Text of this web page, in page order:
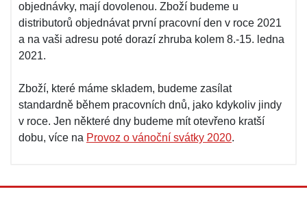
objednávky, mají dovolenou. Zboží budeme u
distributorů objednávat první pracovní den v roce 2021
a na vaši adresu poté dorazí zhruba kolem 8.-15. ledna
2021.
Zboží, které máme skladem, budeme zasílat
standardně během pracovních dnů, jako kdykoliv jindy
v roce. Jen některé dny budeme mít otevřeno kratší
dobu, více na Provoz o vánoční svátky 2020.